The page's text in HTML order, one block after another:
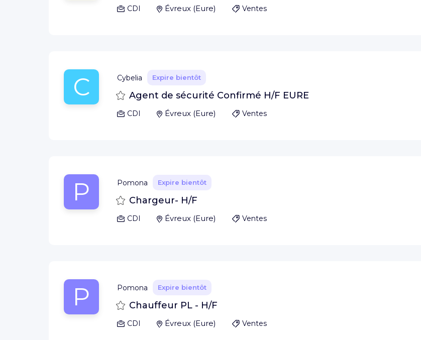
CDI Évreux(Eure) Ventes
C Cybelia Expire bientôt
Sauvegarder
Agent de sécurité Confirmé H/F EURE
CDI Évreux(Eure) Ventes
P Pomona Expire bientôt
Sauvegarder
Chargeur- H/F
CDI Évreux(Eure) Ventes
P Pomona Expire bientôt
Sauvegarder
Chauffeur PL - H/F
CDI Évreux(Eure) Ventes